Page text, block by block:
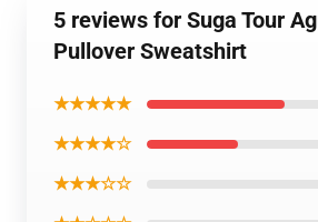
5 reviews for Suga Tour
Pullover Sweatshirt
★★★★★
★★★★☆
★★★☆☆